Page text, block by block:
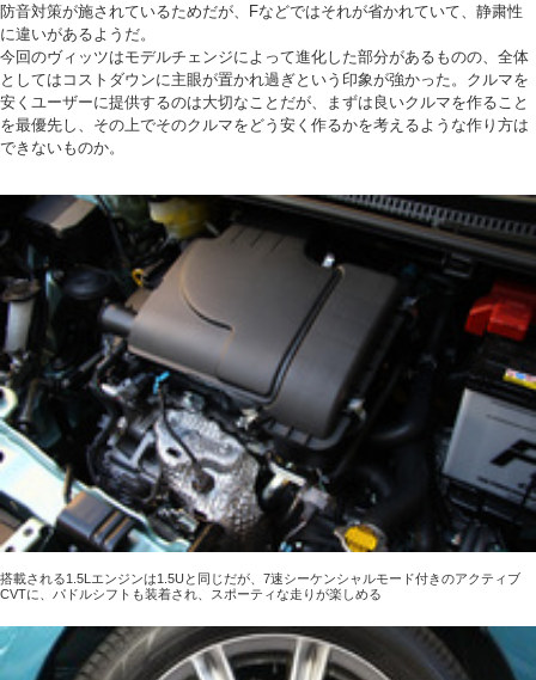
防音対策が施されているためだが、Fなどではそれが省かれていて、静粛性
に違いがあるようだ。
今回のヴィッツはモデルチェンジによって進化した部分があるものの、全体
としてはコストダウンに主眼が置かれ過ぎという印象が強かった。クルマを
安くユーザーに提供するのは大切なことだが、まずは良いクルマを作ること
を最優先し、その上でそのクルマをどう安く作るかを考えるような作り方は
できないものか。
搭載される1.5Lエンジンは1.5Uと同じだが、7速シーケンシャルモード付きのアクティブ
CVTに、パドルシフトも装着され、スポーティな走りが楽しめる